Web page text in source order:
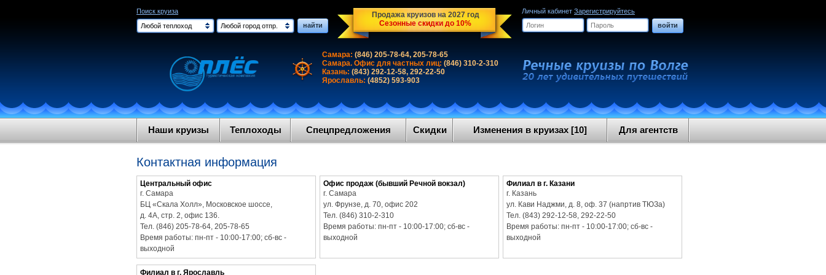
Поиск круиза
Любой теплоход
Любой город отпр. найти
Продажа круизов на 2027 год
Сезонные скидки до 10%
Личный кабинет Зарегистрируйтесь
войти
Самара: (846) 205-78-64, 205-78-65
Самара. Офис для частных лиц: (846) 310-2-310
Казань: (843) 292-12-58, 292-22-50
Ярославль: (4852) 593-903
Наши круизы Теплоходы Спецпредложения Скидки Изменения в круизах [10] Для агентств
Контактная информация
Центральный офис
г. Самара
БЦ «Скала Холл», Московское шоссе,
д. 4А, стр. 2, офис 136.
Тел. (846) 205-78-64, 205-78-65
Время работы: пн-пт - 10:00-17:00; сб-вс -
выходной
Офис продаж (бывший Речной вокзал)
г. Самара
ул. Фрунзе, д. 70, офис 202
Тел. (846) 310-2-310
Время работы: пн-пт - 10:00-17:00; сб-вс -
выходной
Филиал в г. Казани
г. Казань
ул. Кави Наджми, д. 8, оф. 37 (напртив ТЮЗа)
Тел. (843) 292-12-58, 292-22-50
Время работы: пн-пт - 10:00-17:00; сб-вс -
выходной
Филиал в г. Ярославль